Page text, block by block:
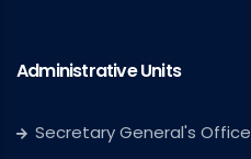
Administrative Units
Secretary General's Office